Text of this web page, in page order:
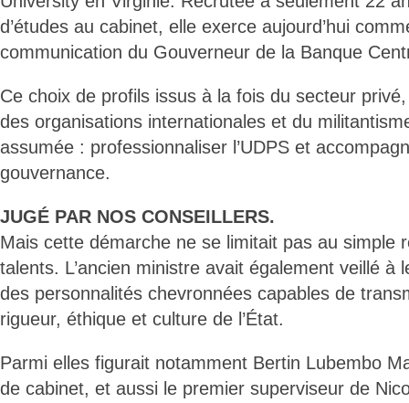
d’études au cabinet, elle exerce aujourd’hui
communication du Gouverneur de la Banque
Ce choix de profils issus à la fois du secteur privé,
des organisations internationales et du
assumée : professionnaliser l’UDPS et
gouvernance.
JUGÉ PAR NOS CONSEILLERS.
Mais cette démarche ne se limitait pas au simple
talents. L’ancien ministre avait également veillé à
des personnalités chevronnées capables de
rigueur, éthique et culture de l’État.
Parmi elles figurait notamment Bertin Lubembo
de cabinet, et aussi le premier superviseur de